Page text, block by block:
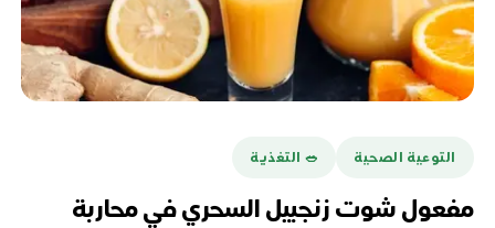
التوعية الصحية 🥗 التغذية
مفعول شوت زنجبيل السحري في محاربة